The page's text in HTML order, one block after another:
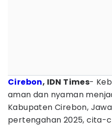
Cirebon, IDN Times-
aman dan nyaman
Kabupaten Cirebon,
pertengahan 2025, cita-